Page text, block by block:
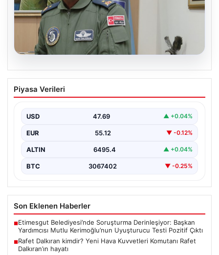
Rafet Dalkıran kimdir? Yeni Hava
Kuvvetleri Komutanı Rafet Dalkıran’ın
Piyasa Verileri
USD 47.69 ▲ +0.04%
EUR 55.12 ▼ -0.12%
ALTIN 6495.4 ▲ +0.04%
BTC 3067402 ▼ -0.25%
Son Eklenen Haberler
■Etimesgut Belediyesi’nde Soruşturma Derinleşiyor: Başkan
Yardımcısı Mutlu Kerimoğlu’nun Uyuşturucu Testi Pozitif Çıktı
■Rafet Dalkıran kimdir? Yeni Hava Kuvvetleri Komutanı Rafet
Dalkıran’ın hayatı